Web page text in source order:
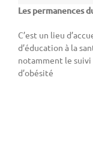
Les permanences
C’est un lieu
d’éducation à la
notamment le
d’obésité